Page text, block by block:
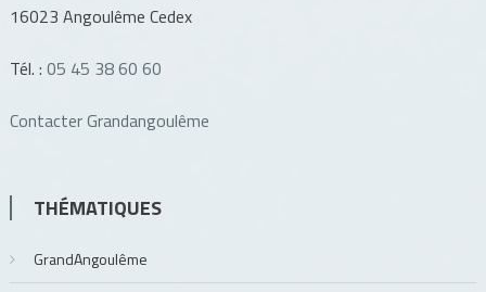
16023 Angoulême Cedex
Tél. : 05 45 38 60 60
Contacter Grandangoulême
THÉMATIQUES
GrandAngoulême